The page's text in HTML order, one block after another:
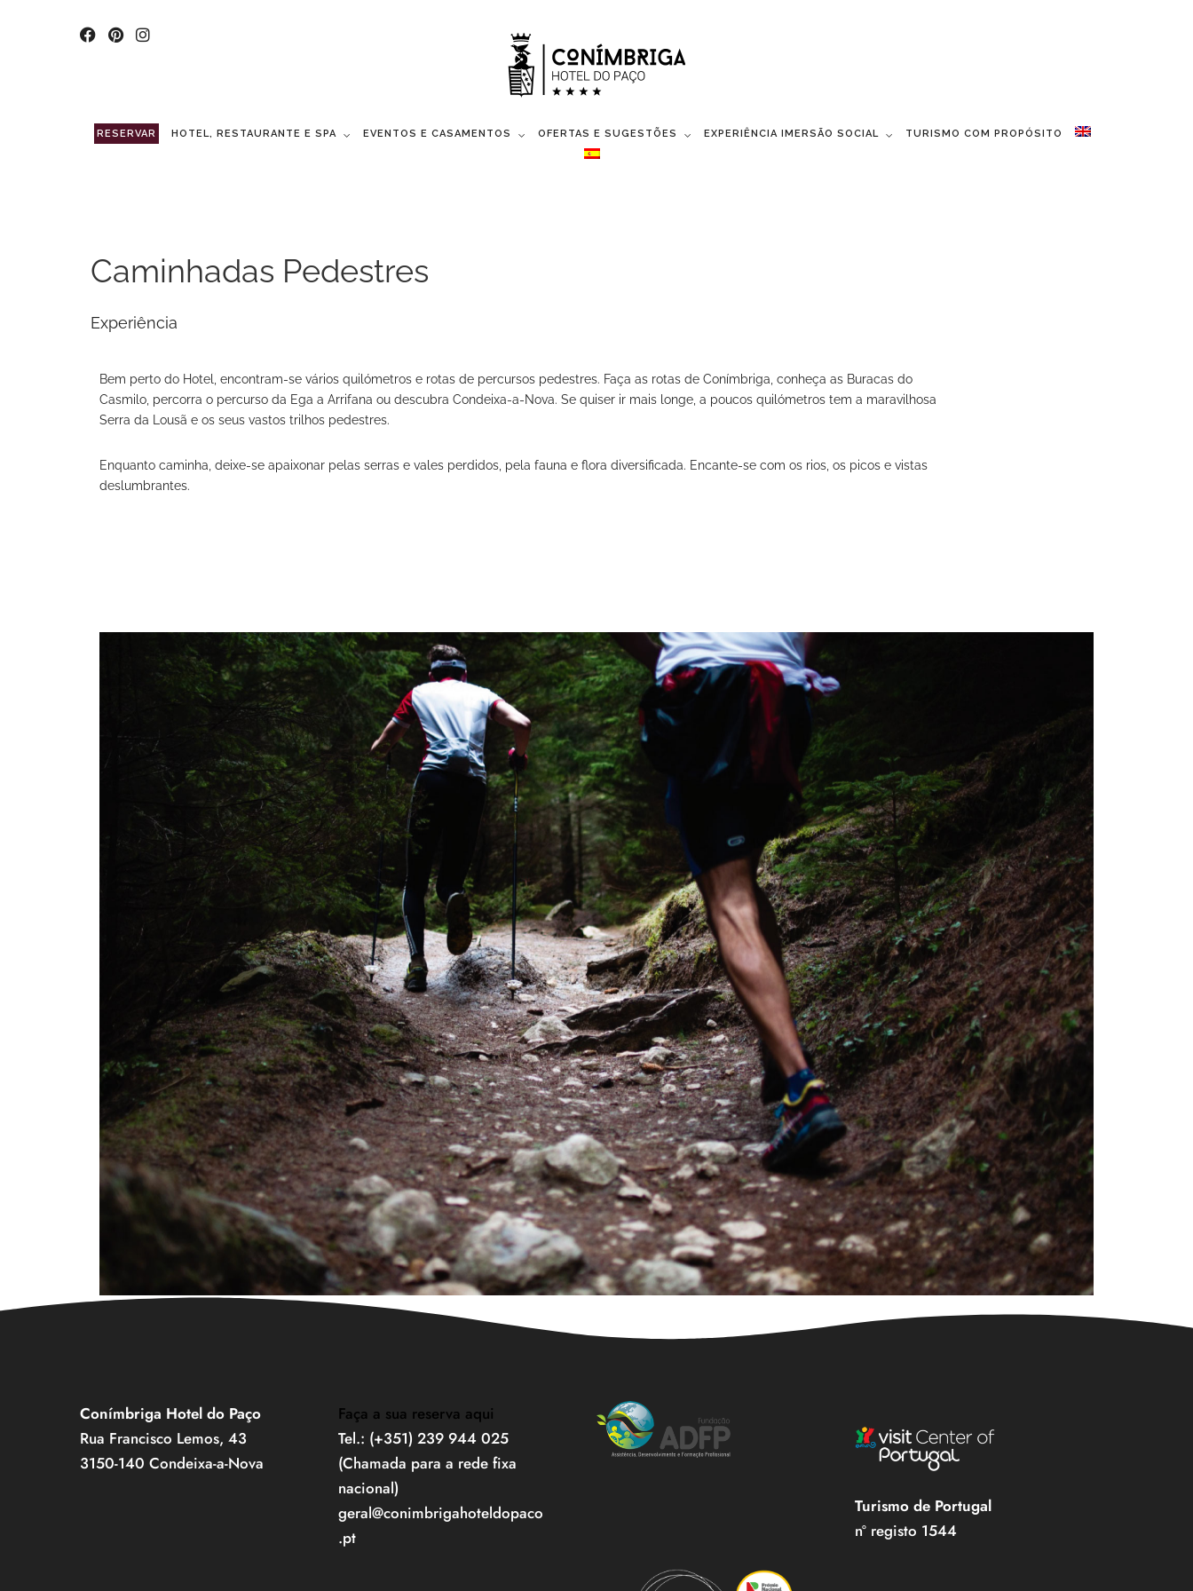
RESERVAR HOTEL, RESTAURANTE E SPA EVENTOS E CASAMENTOS OFERTAS E SUGESTÕES EXPERIÊNCIA IMERSÃO SOCIAL TURISMO COM PROPÓSITO
Caminhadas Pedestres
Experiência
Bem perto do Hotel, encontram-se vários quilómetros e rotas de percursos pedestres. Faça as rotas de Conímbriga, conheça as Buracas do
Casmilo, percorra o percurso da Ega a Arrifana ou descubra Condeixa-a-Nova. Se quiser ir mais longe, a poucos quilómetros tem a maravilhosa
Serra da Lousã e os seus vastos trilhos pedestres.
Enquanto caminha, deixe-se apaixonar pelas serras e vales perdidos, pela fauna e flora diversificada. Encante-se com os rios, os picos e vistas
deslumbrantes.
Conímbriga Hotel do Paço
Rua Francisco Lemos, 43
3150-140 Condeixa-a-Nova
Faça a sua reserva aqui
Tel.: (+351) 239 944 025
(Chamada para a rede fixa
nacional)
geral@conimbrigahoteldopaco
.pt
Turismo de Portugal
nº registo 1544